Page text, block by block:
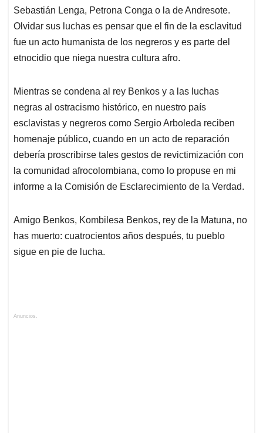
Sebastián Lenga, Petrona Conga o la de Andresote.
Olvidar sus luchas es pensar que el fin de la esclavitud
fue un acto humanista de los negreros y es parte del
etnocidio que niega nuestra cultura afro.
Mientras se condena al rey Benkos y a las luchas
negras al ostracismo histórico, en nuestro país
esclavistas y negreros como Sergio Arboleda reciben
homenaje público, cuando en un acto de reparación
debería proscribirse tales gestos de revictimización con
la comunidad afrocolombiana, como lo propuse en mi
informe a la Comisión de Esclarecimiento de la Verdad.
Amigo Benkos, Kombilesa Benkos, rey de la Matuna, no
has muerto: cuatrocientos años después, tu pueblo
sigue en pie de lucha.
Anuncios.